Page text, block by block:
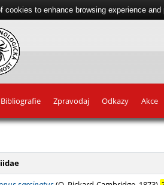
Bibliografie Zpravodaj Odkazy Akce
cookies to enhance browsing experience